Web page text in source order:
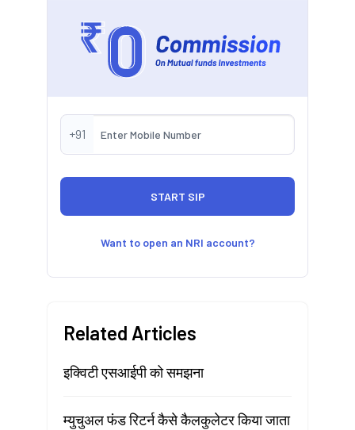
+91
Want to open an NRI account?
Related Articles
इक्विटी एसआईपी को समझना
म्युचुअल फंड रिटर्न कैसे कैलकुलेटर किया जाता